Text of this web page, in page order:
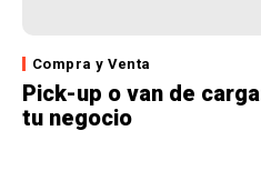
Compra y Venta
Pick-up o van de
tu negocio